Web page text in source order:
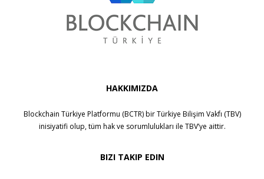
HAKKIMIZDA
Blockchain Türkiye Platformu (BCTR) birTürkiye Bilişim Vakfı (TBV)
inisiyatifi olup, tüm hak ve sorumlulukları ile TBV’ye aittir.
BIZI TAKIP EDIN